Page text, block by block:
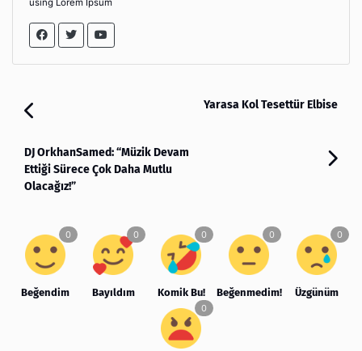
using Lorem Ipsum
Yarasa Kol Tesettür Elbise
DJ OrkhanSamed: “Müzik Devam
Ettiği Sürece Çok Daha Mutlu
Olacağız!”
Beğendim Bayıldım Komik Bu! Beğenmedim! Üzgünüm